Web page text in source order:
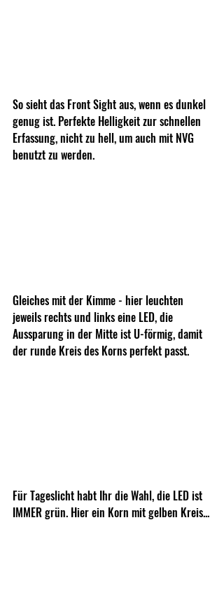
So sieht das Front Sight aus, wenn es dunkel
genug ist. Perfekte Helligkeit zur schnellen
Erfassung, nicht zu hell, um auch mit NVG
benutzt zu werden.
Gleiches mit der Kimme - hier leuchten
jeweils rechts und links eine LED, die
Aussparung in der Mitte ist U-förmig, damit
der runde Kreis des Korns perfekt passt.
Für Tageslicht habt Ihr die Wahl, die LED ist
IMMER grün. Hier ein Korn mit gelben Kreis...